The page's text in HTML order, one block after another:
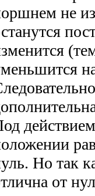
не
Но так
от